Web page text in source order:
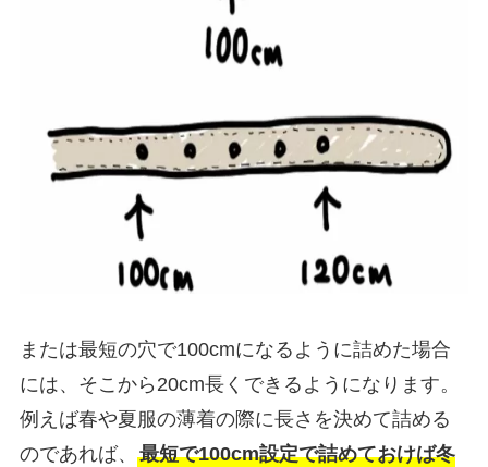
または最短の穴で100cmになるように詰めた場合
には、そこから20cm長くできるようになります。
例えば春や夏服の薄着の際に長さを決めて詰める
のであれば、 最短で100cm設定で詰めておけば冬